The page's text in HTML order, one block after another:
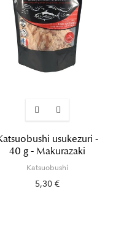
usukezuri -
40 g - Makurazaki
Katsuobushi
5,30 €